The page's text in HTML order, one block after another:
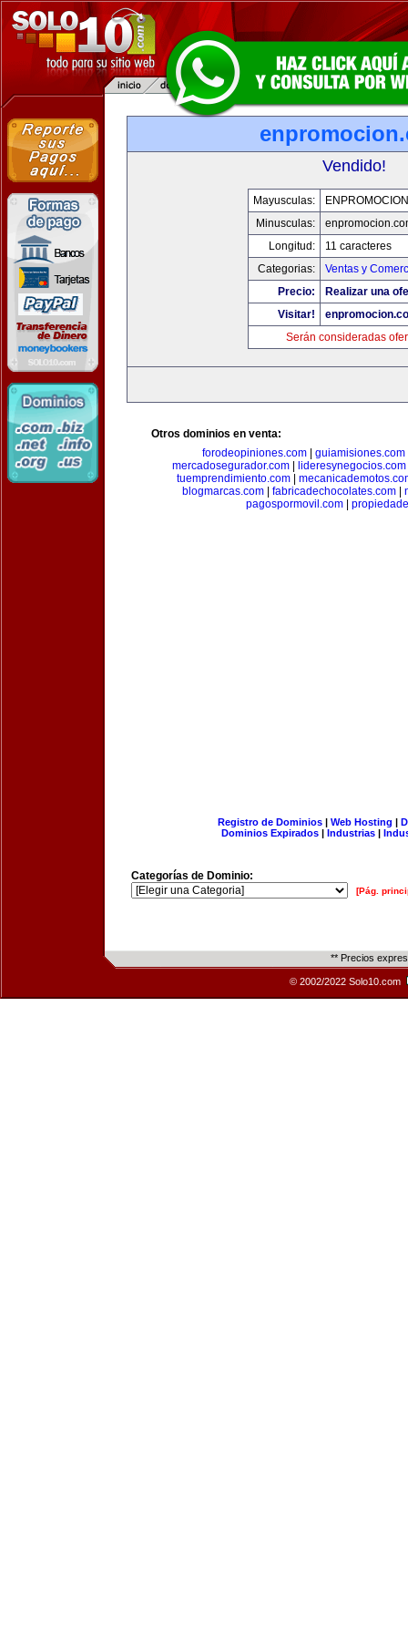
Vendido!
Mayusculas:
Minusculas:
Longitud:
11 caracteres
Categorias:
Ventas y
Precio:
Realizar una
Visitar!
Serán consideradas
Otros dominios en venta:
forodeopiniones.com
guiamisiones.com
mercadosegurador.com
lideresynegocios.com
tuemprendimiento.com
blogmarcas.com
fabricadechocolates.com
pagospormovil.com|
Registro de Dominios| Web Hosting |
Dominios Expirados | Industrias |
Categorías de Dominio:
[Pág.
** Precios
© 2002/2022 Solo10.com